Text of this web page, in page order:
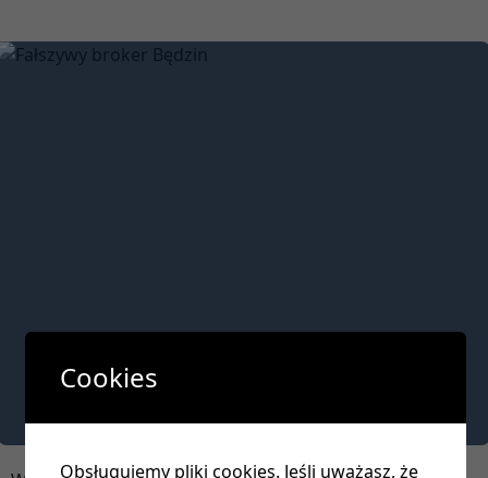
Cookies
Obsługujemy pliki cookies. Jeśli uważasz, że